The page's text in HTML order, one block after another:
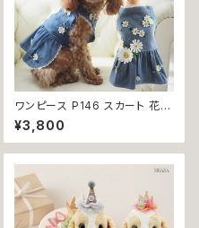
ワンピース P146 スカート 花
ジャンスカ ドッグウエア ドック
ウェア 犬 猫 犬の服 猫の服 do
g ペット 服 小型犬 かわいい お
返品交換不可
¥3,800